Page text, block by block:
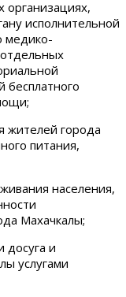
исполнительной
медико-
бесплатного
жителей города
питания,
населения,
Махачкалы;
досуга и
услугами